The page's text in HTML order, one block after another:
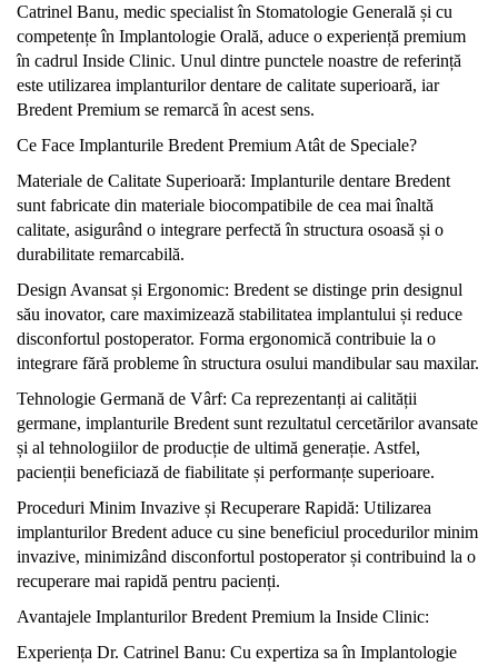
Catrinel Banu, medic specialist în Stomatologie Generală și cu
competențe în Implantologie Orală, aduce o experiență premium
în cadrul Inside Clinic. Unul dintre punctele noastre de referință
este utilizarea implanturilor dentare de calitate superioară, iar
Bredent Premium se remarcă în acest sens.
Ce Face Implanturile Bredent Premium Atât de Speciale?
Materiale de Calitate Superioară: Implanturile dentare Bredent
sunt fabricate din materiale biocompatibile de cea mai înaltă
calitate, asigurând o integrare perfectă în structura osoasă și o
durabilitate remarcabilă.
Design Avansat și Ergonomic: Bredent se distinge prin designul
său inovator, care maximizează stabilitatea implantului și reduce
disconfortul postoperator. Forma ergonomică contribuie la o
integrare fără probleme în structura osului mandibular sau maxilar.
Tehnologie Germană de Vârf: Ca reprezentanți ai calității
germane, implanturile Bredent sunt rezultatul cercetărilor avansate
și al tehnologiilor de producție de ultimă generație. Astfel,
pacienții beneficiază de fiabilitate și performanțe superioare.
Proceduri Minim Invazive și Recuperare Rapidă: Utilizarea
implanturilor Bredent aduce cu sine beneficiul procedurilor minim
invazive, minimizând disconfortul postoperator și contribuind la o
recuperare mai rapidă pentru pacienți.
Avantajele Implanturilor Bredent Premium la Inside Clinic:
Experiența Dr. Catrinel Banu: Cu expertiza sa în Implantologie